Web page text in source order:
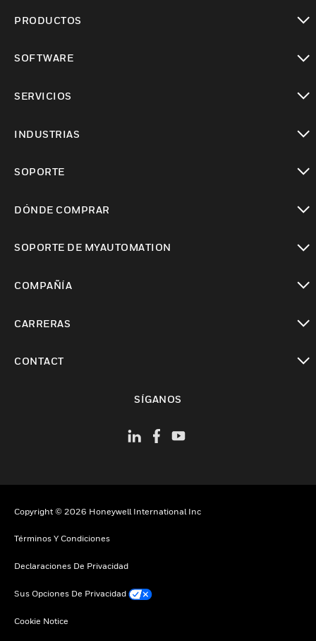
PRODUCTOS
SOFTWARE
SERVICIOS
INDUSTRIAS
SOPORTE
DÓNDE COMPRAR
SOPORTE DE MYAUTOMATION
COMPAÑÍA
CARRERAS
CONTACT
SÍGANOS
Copyright © 2026 Honeywell International Inc
Términos Y Condiciones
Declaraciones De Privacidad
Sus Opciones De Privacidad
Cookie Notice